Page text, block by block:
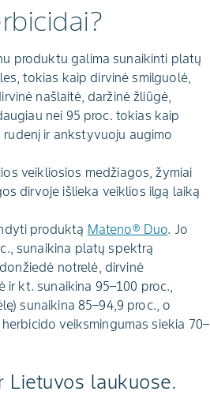
produktu galima sunaikinti platų
tokias kaip dirvinė smilguolė,
našlaitė, daržinė žliūgė,
nei 95 proc. tokias kaip
ir ankstyvuoju augimo
veikliosios medžiagos, žymiai
dirvoje išlieka veiklios ilgą laiką
produktą Mateno® Duo. Jo
sunaikina platų spektrą
notrelė, dirvinė
ir kt. sunaikina 95–100 proc.,
sunaikina 85–94,9 proc., o
veiksmingumas siekia 70–
Lietuvos laukuose.